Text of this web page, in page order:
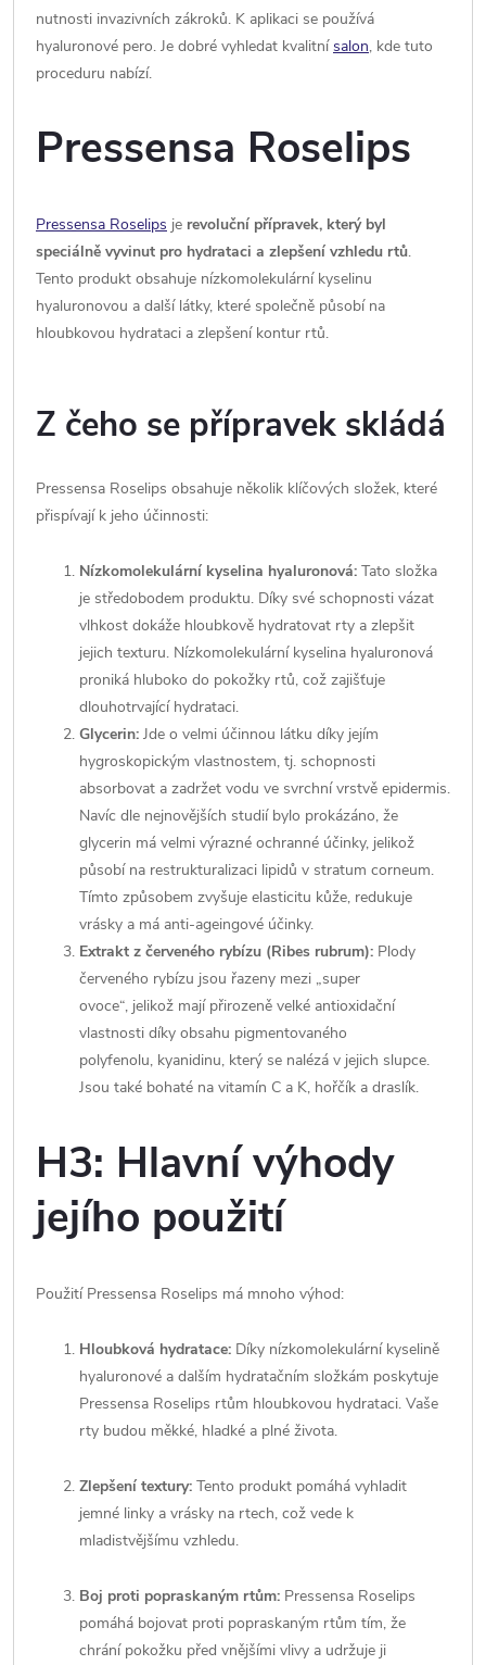
nutnosti invazivních zákroků. K aplikaci se používá
hyaluronové pero. Je dobré vyhledat kvalitnísalon, kde tuto
proceduru nabízí.
Pressensa Roselips
Pressensa Roselips je revoluční přípravek, který byl
speciálně vyvinut pro hydrataci a zlepšení vzhledu rtů.
Tento produkt obsahuje nízkomolekulární kyselinu
hyaluronovou a další látky, které společně působí na
hloubkovou hydrataci a zlepšení kontur rtů.
Z čeho se přípravek skládá
Pressensa Roselips obsahuje několik klíčových složek, které
přispívají k jeho účinnosti:
Nízkomolekulární kyselina hyaluronová: Tato složka
je středobodem produktu. Díky své schopnosti vázat
vlhkost dokáže hloubkově hydratovat rty a zlepšit
jejich texturu. Nízkomolekulární kyselina hyaluronová
proniká hluboko do pokožky rtů, což zajišťuje
dlouhotrvající hydrataci.
Glycerin: Jde o velmi účinnou látku díky jejím
hygroskopickým vlastnostem, tj. schopnosti
absorbovat a zadržet vodu ve svrchní vrstvě epidermis.
Navíc dle nejnovějších studií bylo prokázáno, že
glycerin má velmi výrazné ochranné účinky, jelikož
působí na restrukturalizaci lipidů v stratum corneum.
Tímto způsobem zvyšuje elasticitu kůže, redukuje
vrásky a má anti-ageingové účinky.
Extrakt z červeného rybízu (Ribes rubrum): Plody
červeného rybízu jsou řazeny mezi „super
ovoce“, jelikož mají přirozeně velké antioxidační
vlastnosti díky obsahu pigmentovaného
polyfenolu, kyanidinu, který se nalézá v jejich slupce.
Jsou také bohaté na vitamín C a K, hořčík a draslík.
H3: Hlavní výhody
jejího použití
Použití Pressensa Roselips má mnoho výhod:
Hloubková hydratace: Díky nízkomolekulární kyselině
hyaluronové a dalším hydratačním složkám poskytuje
Pressensa Roselips rtům hloubkovou hydrataci. Vaše
rty budou měkké, hladké a plné života.
Zlepšení textury: Tento produkt pomáhá vyhladit
jemné linky a vrásky na rtech, což vede k
mladistvějšímu vzhledu.
Boj proti popraskaným rtům: Pressensa Roselips
pomáhá bojovat proti popraskaným rtům tím, že
chrání pokožku před vnějšími vlivy a udržuje ji